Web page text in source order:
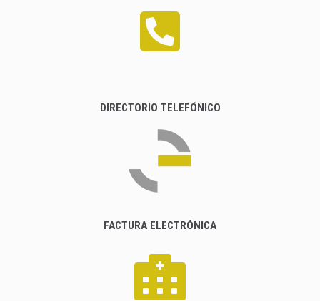
DIRECTORIO TELEFÓNICO
FACTURA ELECTRÓNICA